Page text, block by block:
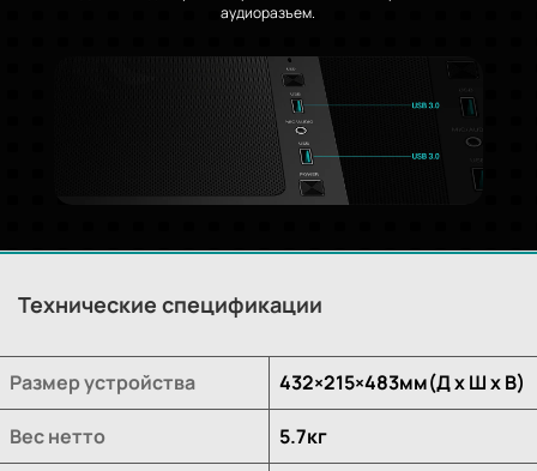
аудиоразъем.
Технические спецификации
Размер устройства 432×215×483мм(Д х Ш х В)
Вес нетто 5.7кг